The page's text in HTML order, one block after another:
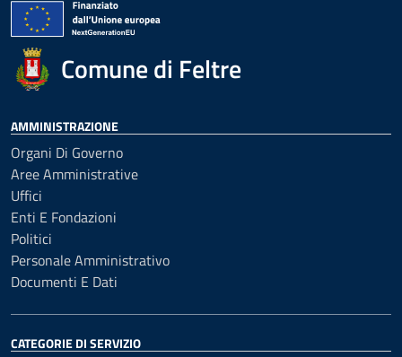
Comune di Feltre
AMMINISTRAZIONE
Organi Di Governo
Aree Amministrative
Uffici
Enti E Fondazioni
Politici
Personale Amministrativo
Documenti E Dati
CATEGORIE DI SERVIZIO